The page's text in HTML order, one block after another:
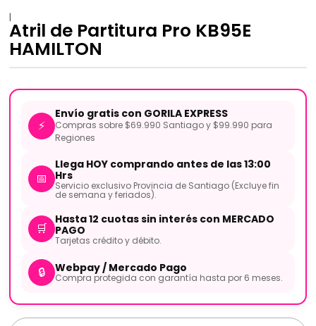
|
Atril de Partitura Pro KB95E
HAMILTON
⚡
Envío gratis con GORILA EXPRESS
Compras sobre $69.990 Santiago y $99.990 para
Regiones
📅
Llega HOY comprando antes de las 13:00
Hrs
Servicio exclusivo Provincia de Santiago (Excluye fin
de semana y feriados).
🛒
Hasta 12 cuotas sin interés con MERCADO
PAGO
Tarjetas crédito y débito.
🔒 Webpay / Mercado Pago
Compra protegida con garantía hasta por 6 meses.